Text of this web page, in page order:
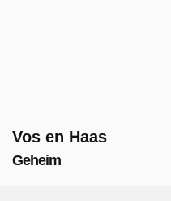
Vos en Haas
Geheim